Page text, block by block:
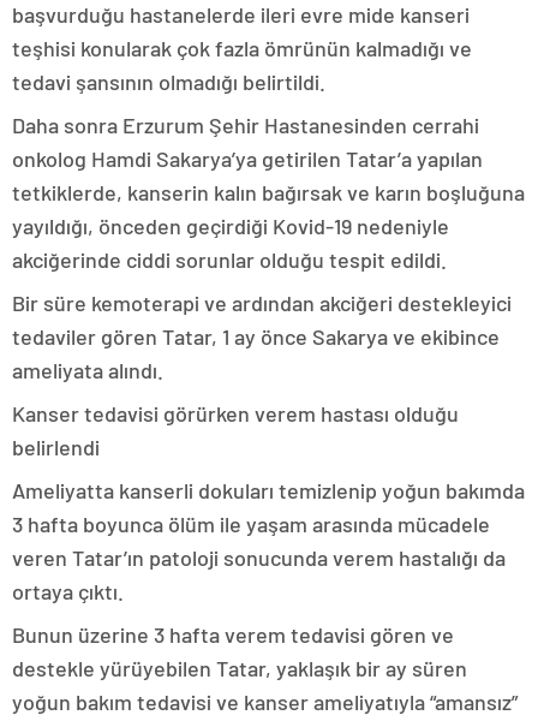
başvurduğu hastanelerde ileri evre mide kanseri
teşhisi konularak çok fazla ömrünün kalmadığı ve
tedavi şansının olmadığı belirtildi.
Daha sonra Erzurum Şehir Hastanesinden cerrahi
onkolog Hamdi Sakarya’ya getirilen Tatar’a yapılan
tetkiklerde, kanserin kalın bağırsak ve karın boşluğuna
yayıldığı, önceden geçirdiği Kovid-19 nedeniyle
akciğerinde ciddi sorunlar olduğu tespit edildi.
Bir süre kemoterapi ve ardından akciğeri destekleyici
tedaviler gören Tatar, 1 ay önce Sakarya ve ekibince
ameliyata alındı.
Kanser tedavisi görürken verem hastası olduğu
belirlendi
Ameliyatta kanserli dokuları temizlenip yoğun bakımda
3 hafta boyunca ölüm ile yaşam arasında mücadele
veren Tatar’ın patoloji sonucunda verem hastalığı da
ortaya çıktı.
Bunun üzerine 3 hafta verem tedavisi gören ve
destekle yürüyebilen Tatar, yaklaşık bir ay süren
yoğun bakım tedavisi ve kanser ameliyatıyla “amansız”